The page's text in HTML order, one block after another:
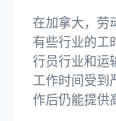
在加拿大，劳
有些行业的工
行员行业和运
工作时间受到
作后仍能提供